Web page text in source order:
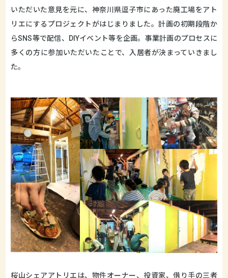
いただいた意見を元に、神奈川県逗子市にあった廃工場をアト
リエにするプロジェクトがはじまりました。計画の初期段階か
らSNS等で配信、DIYイベント等を企画。事業計画のプロセスに
多くの方に参加いただいたことで、入居者が決まっていきまし
た。
桜山シェアアトリエは、物件オーナー、投資家、借り手の三者